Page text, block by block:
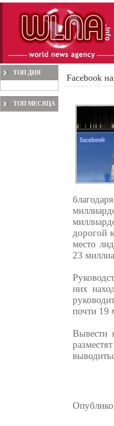
ТОП ДНЯ
ТОП МЕСЯЦА
Facebook
дорогой
место
23
них
почти 19
Вывести